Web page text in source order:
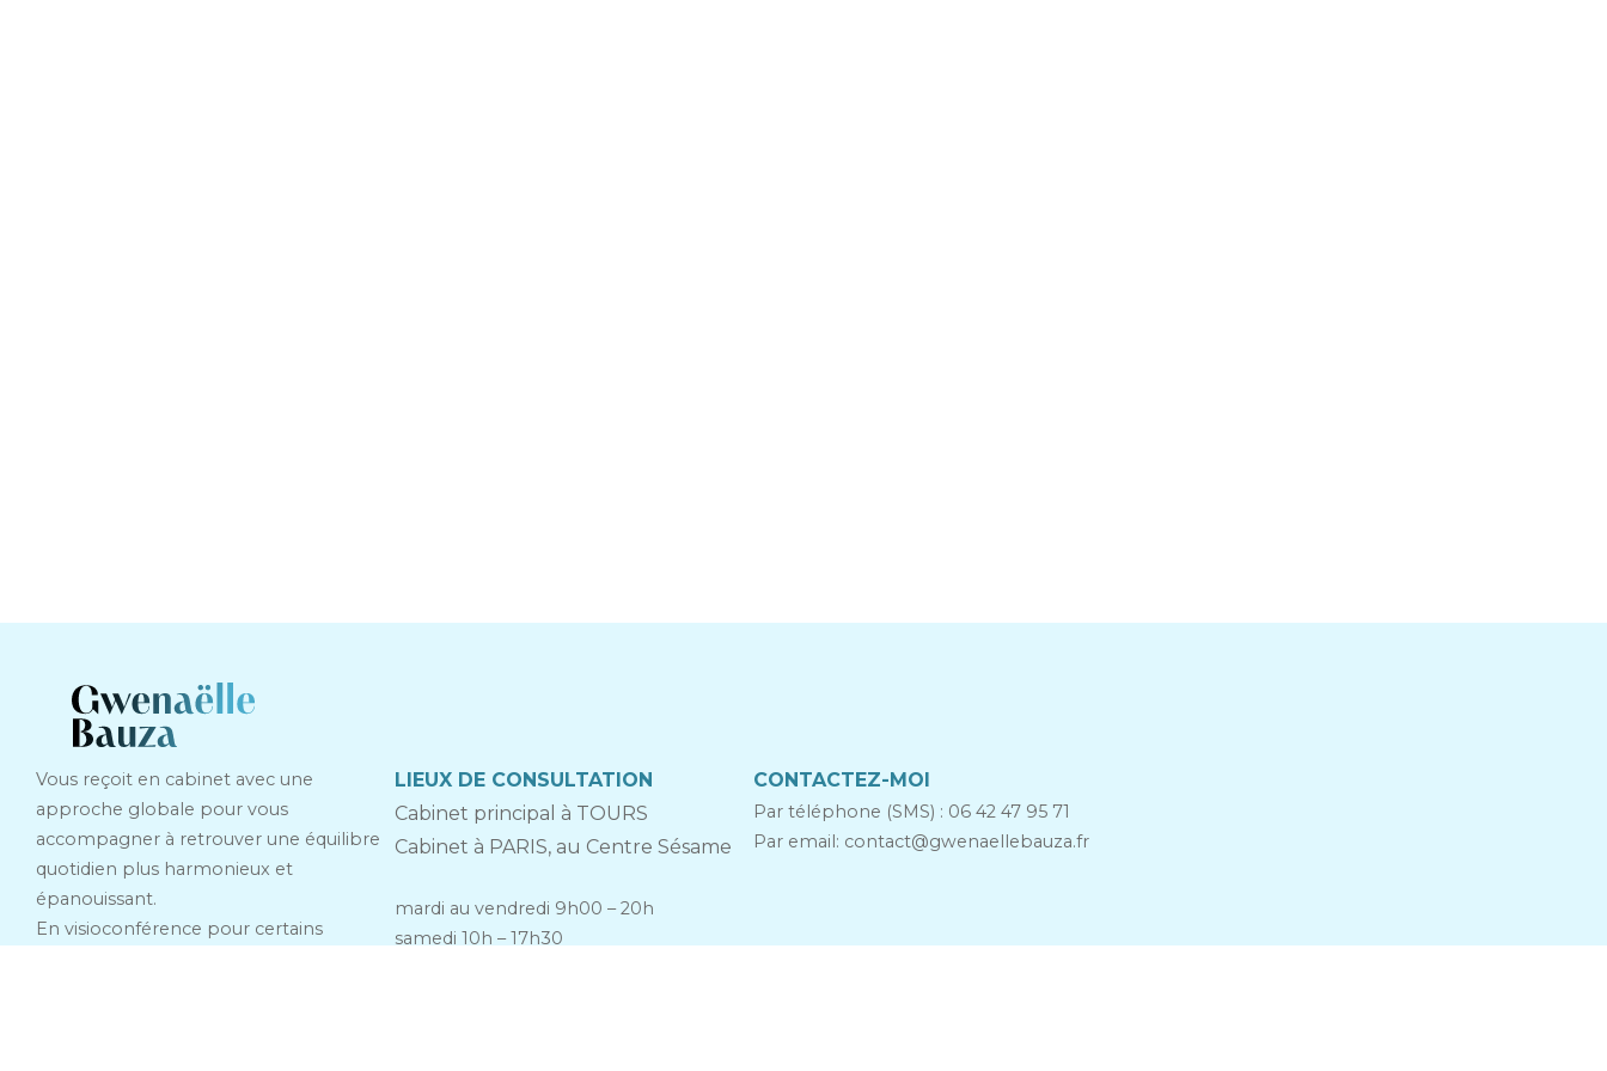
Vous reçoit en cabinet avec une
approche globale pour vous
accompagner à retrouver une équilibre
quotidien plus harmonieux et
épanouissant.
En visioconférence pour certains
LIEUX DE CONSULTATION
Cabinet principal à TOURS
Cabinet à PARIS, au Centre Sésame
mardi au vendredi 9h00 – 20h
samedi 10h – 17h30
CONTACTEZ-MOI
Par téléphone (SMS) : 06 42 47 95 71
Par email: contact@gwenaellebauza.fr